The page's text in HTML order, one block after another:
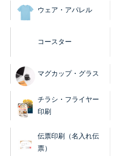
ウェア・アパレル
コースター
マグカップ・グラス
チラシ・フライヤー
印刷
伝票印刷（名入れ伝
票）